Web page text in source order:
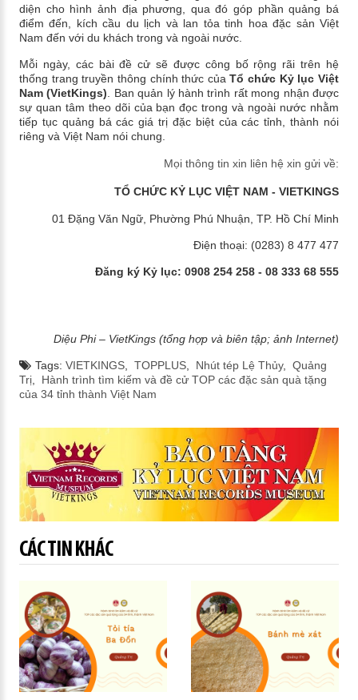
diện cho hình ảnh địa phương, qua đó góp phần quảng bá
điểm đến, kích cầu du lịch và lan tỏa tinh hoa đặc sản Việt
Nam đến với du khách trong và ngoài nước.
Mỗi ngày, các bài đề cử sẽ được công bố rộng rãi trên hệ
thống trang truyền thông chính thức củaTổ chức Kỷ lục Việt
Nam (VietKings) . Ban quản lý hành trình rất mong nhận được
sự quan tâm theo dõi của bạn đọc trong và ngoài nước nhằm
tiếp tục quảng bá các giá trị đặc biệt của các tỉnh, thành nói
riêng và Việt Nam nói chung.
Mọi thông tin xin liên hệ xin gửi về:
TỔ CHỨC KỶ LỤC VIỆT NAM - VIETKINGS
01 Đặng Văn Ngữ, Phường Phú Nhuận, TP. Hồ Chí Minh
Điện thoại: (0283) 8 477 477
Đăng ký Kỷ lục: 0908 254 258 - 08 333 68 555
Diệu Phi – VietKings (tổng hợp và biên tập; ảnh Internet)
Tags: VIETKINGS, TOPPLUS, Nhút tép Lệ Thủy, Quảng
Trị, Hành trình tìm kiếm và đề cử TOP các đặc sản quà tặng
của 34 tỉnh thành Việt Nam
CÁC TIN KHÁC